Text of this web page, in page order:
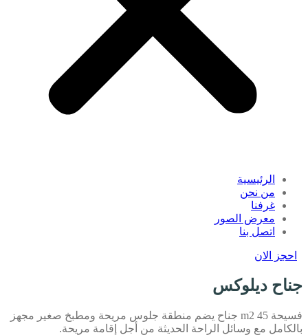
الرئيسية
من نحن
غرفنا
معرض الصور
اتصل بنا
احجز الان
جناح ديلوكس
فسيحة 45 m2 جناح يضم منطقة جلوس مريحة ومطبخ صغير مجهز
بالكامل مع وسائل الراحة الحديثة من أجل إقامة مريحة.